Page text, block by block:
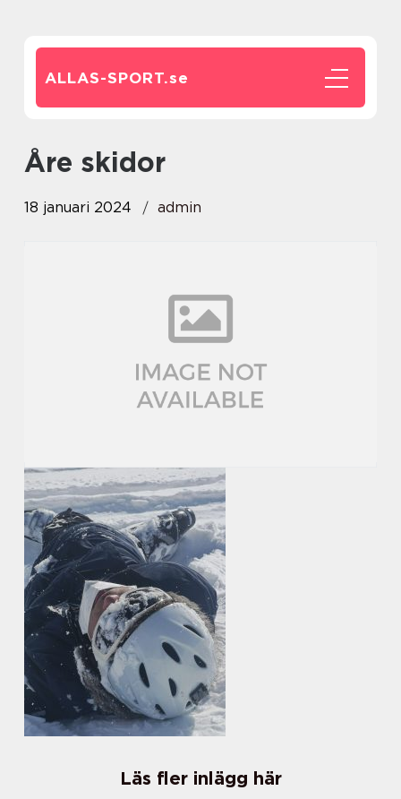
ALLAS-SPORT.se
åre skidor
18 januari 2024 admin
Läs fler inlägg här